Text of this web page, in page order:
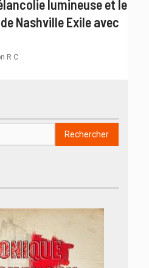
lumineuse et le
Nashville Exile avec
R C
Rechercher